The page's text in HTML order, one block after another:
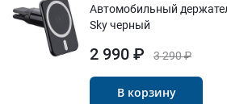
Автомобильный
Sky черный
3 290 ₽
2 990 ₽
В корзину